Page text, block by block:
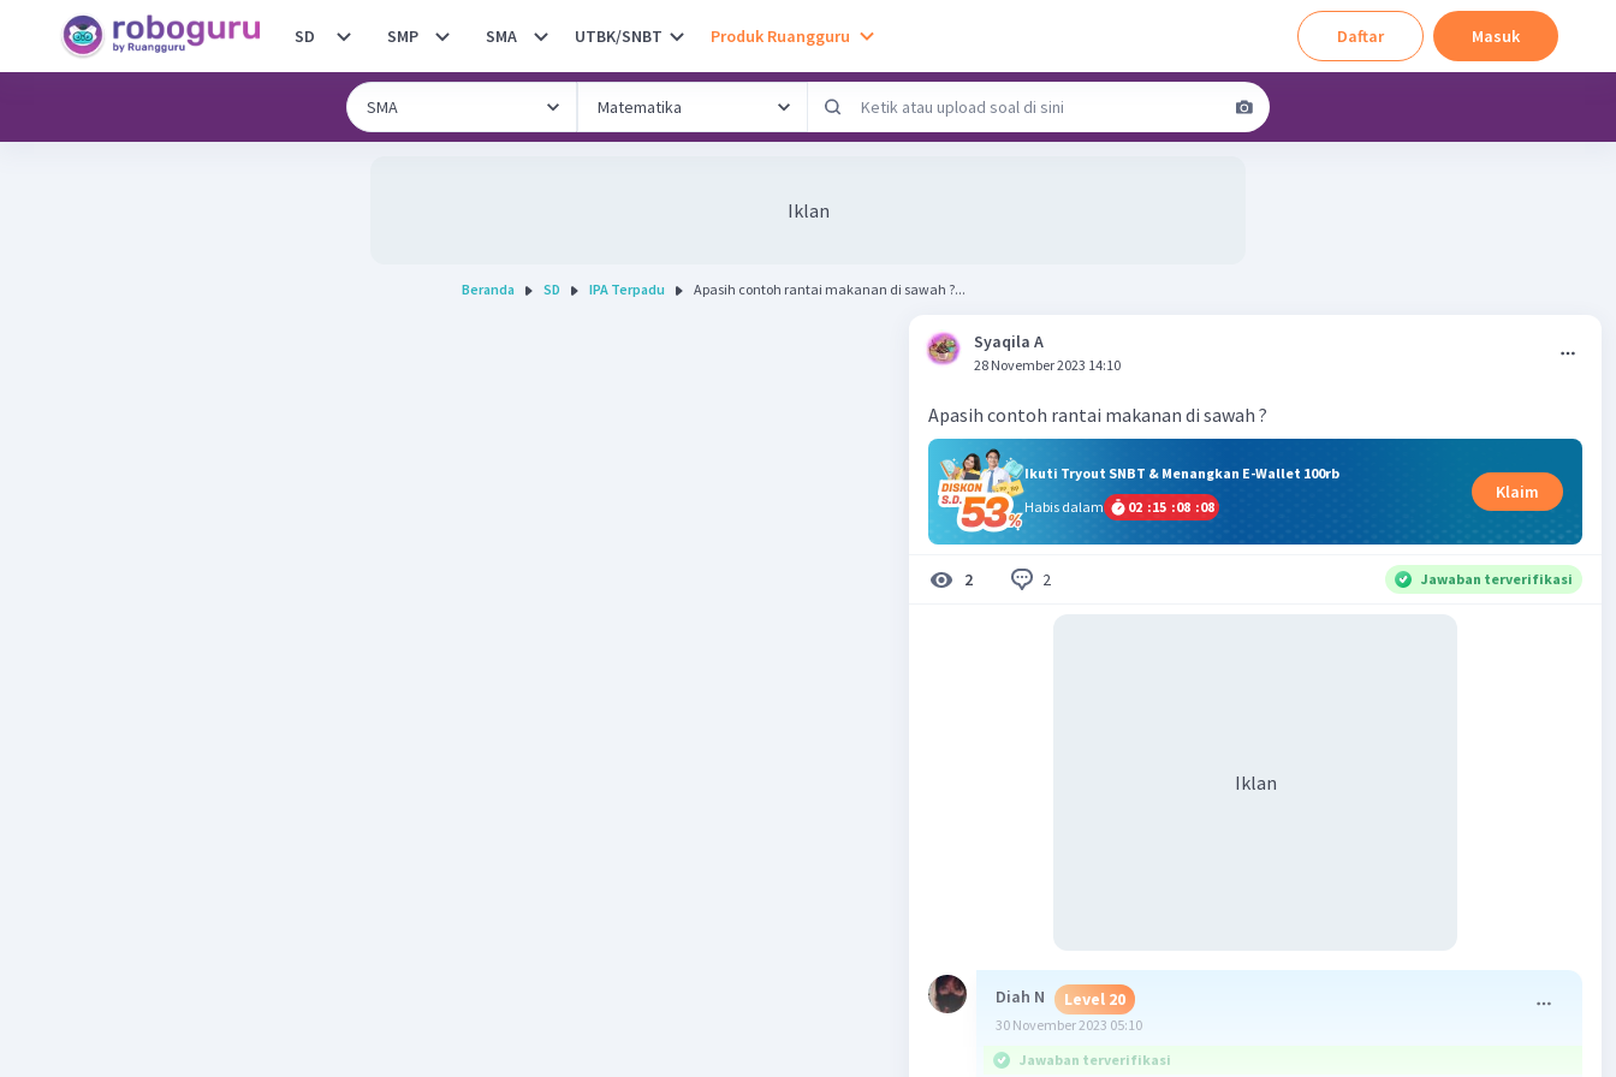
SD SMP SMA UTBK/SNBT Produk Ruangguru Daftar Masuk
Iklan
Beranda SD IPA Terpadu Apasih contoh rantai makanan di sawah ?...
Syaqila A
28 November 2023 14:10
Apasih contoh rantai makanan di sawah ?
Ikuti Tryout SNBT & Menangkan E-Wallet 100rb
Habis dalam
02 :15 :08 :08
Klaim
2 2 Jawaban terverifikasi
Iklan
Diah N Level 20
30 November 2023 05:10
Jawaban terverifikasi